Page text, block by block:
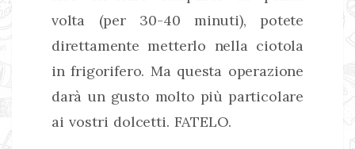
volta (per 30-40 minuti), potete
direttamente metterlo nella ciotola
in frigorifero. Ma questa operazione
darà un gusto molto più particolare
ai vostri dolcetti. FATELO.